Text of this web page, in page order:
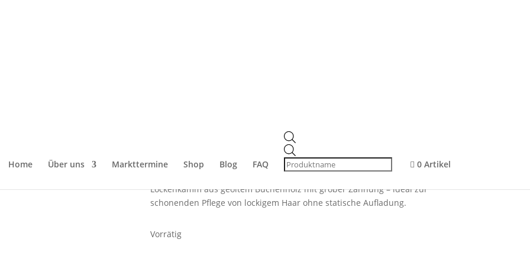
Home Über uns Markttermine Shop Blog FAQ
search
0 Artikel
12,00€
Lockenkamm aus geöltem Buchenholz mit grober Zahnung – ideal zur
schonenden Pflege von lockigem Haar ohne statische Aufladung.
Vorrätig